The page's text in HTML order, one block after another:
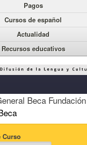
Pagos
Cursos de español
Actualidad
Recursos educativos
Beca
Curso